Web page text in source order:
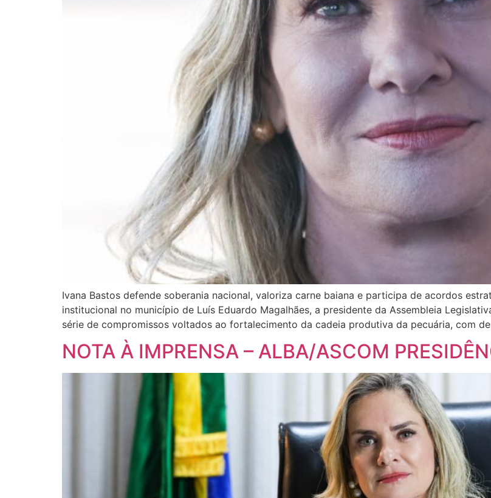
Ivana Bastos defende soberania nacional, valoriza carne baiana e participa de acordos
institucional no município de Luís Eduardo Magalhães, a presidente da Assembleia
série de compromissos voltados ao fortalecimento da cadeia produtiva da pecuária, com
NOTA À IMPRENSA – ALBA/ASCOM